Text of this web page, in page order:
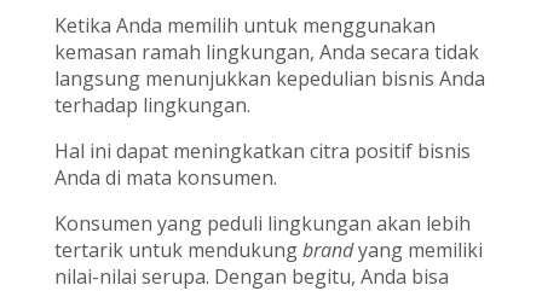
Ketika Anda memilih untuk menggunakan
kemasan ramah lingkungan, Anda secara tidak
langsung menunjukkan kepedulian bisnis Anda
terhadap lingkungan.
Hal ini dapat meningkatkan citra positif bisnis
Anda di mata konsumen.
Konsumen yang peduli lingkungan akan lebih
tertarik untuk mendukungbrandyang memiliki
nilai-nilai serupa. Dengan begitu, Anda bisa